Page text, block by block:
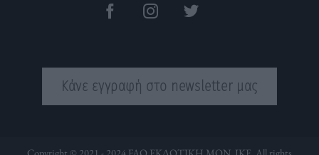
Κάνε εγγραφή στο newsletter μας